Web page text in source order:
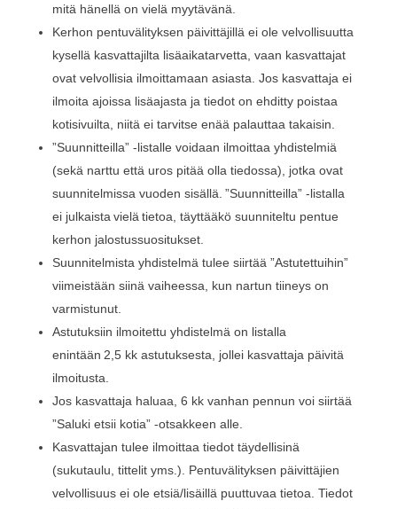
mitä hänellä on vielä myytävänä.
Kerhon pentuvälityksen päivittäjillä ei ole velvollisuutta
kysellä kasvattajilta lisäaikatarvetta, vaan kasvattajat
ovat velvollisia ilmoittamaan asiasta. Jos kasvattaja ei
ilmoita ajoissa lisäajasta ja tiedot on ehditty poistaa
kotisivuilta, niitä ei tarvitse enää palauttaa takaisin.
”Suunnitteilla” -listalle voidaan ilmoittaa yhdistelmiä
(sekä narttu että uros pitää olla tiedossa), jotka ovat
suunnitelmissa vuoden sisällä. ”Suunnitteilla” -listalla
ei julkaista vielä tietoa, täyttääkö suunniteltu pentue
kerhon jalostussuositukset.
Suunnitelmista yhdistelmä tulee siirtää ”Astutettuihin”
viimeistään siinä vaiheessa, kun nartun tiineys on
varmistunut.
Astutuksiin ilmoitettu yhdistelmä on listalla
enintään 2,5 kk astutuksesta, jollei kasvattaja päivitä
ilmoitusta.
Jos kasvattaja haluaa, 6 kk vanhan pennun voi siirtää
”Saluki etsii kotia” -otsakkeen alle.
Kasvattajan tulee ilmoittaa tiedot täydellisinä
(sukutaulu, tittelit yms.). Pentuvälityksen päivittäjien
velvollisuus ei ole etsiä/lisäillä puuttuvaa tietoa. Tiedot